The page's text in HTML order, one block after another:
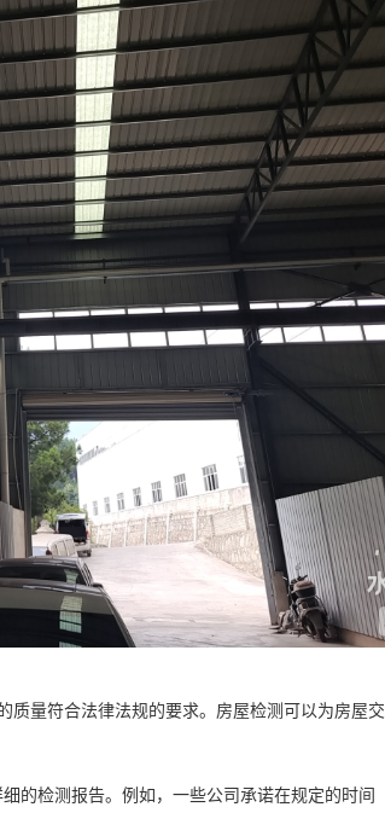
质量符合法律法规的要求。房屋检测可以为房屋交
的检测报告。例如，一些公司承诺在规定的时间